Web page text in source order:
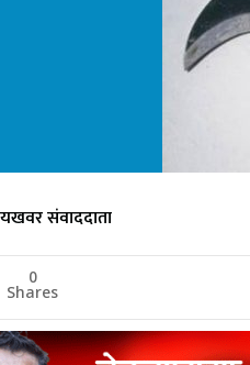
संवाददाता
0
Shares